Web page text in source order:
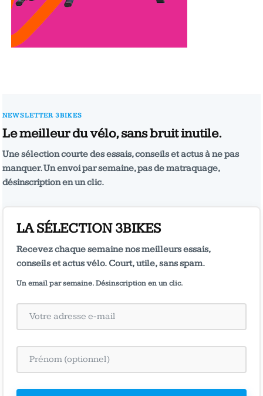
NEWSLETTER 3BIKES
Le meilleur du vélo, sans bruit inutile.
Une sélection courte des essais, conseils et actus à ne pas
manquer. Un envoi par semaine, pas de matraquage,
désinscription en un clic.
LA SÉLECTION 3BIKES
Recevez chaque semaine nos meilleurs essais,
conseils et actus vélo. Court, utile, sans spam.
Un email par semaine. Désinscription en un clic.